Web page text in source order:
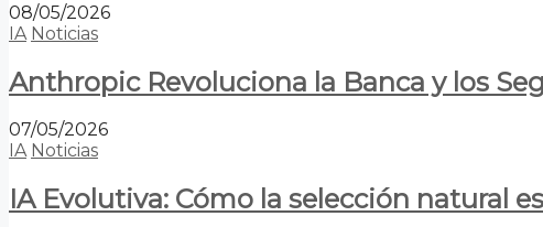
08/05/2026
IA Noticias
Anthropic Revoluciona la Banca y los
07/05/2026
IA Noticias
IA Evolutiva: Cómo la selección natural